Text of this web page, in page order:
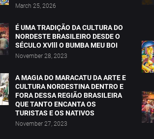
March 25, 2026
É UMA TRADIÇÃO DA CULTURA DO
NORDESTE BRASILEIRO DESDE O
SÉCULO XVlll O BUMBA MEU BOI
November 28, 2023
A MAGIA DO MARACATU DA ARTE E
CULTURA NORDESTINA DENTRO E
FORA DESSA REGIÃO BRASILEIRA
QUE TANTO ENCANTA OS
TURISTAS E OS NATIVOS
November 27, 2023